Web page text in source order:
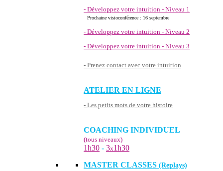
- Développez votre intuition - Niveau 1
Prochaine visioconférence : 16 septembre
- Développez votre intuition - Niveau 2
- Développez votre intuition - Niveau 3
- Prenez contact avec votre intuition
ATELIER EN LIGNE
- Les petits mots de votre histoire
COACHING INDIVIDUEL
(tous niveaux)
1h30 - 3x1h30
MASTER CLASSES (Replays)